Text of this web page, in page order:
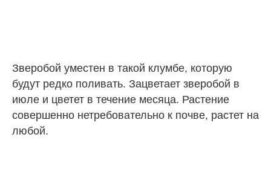
Зверобой уместен в такой клумбе, которую
будут редко поливать. Зацветает зверобой в
июле и цветет в течение месяца. Растение
совершенно нетребовательно к почве, растет на
любой.